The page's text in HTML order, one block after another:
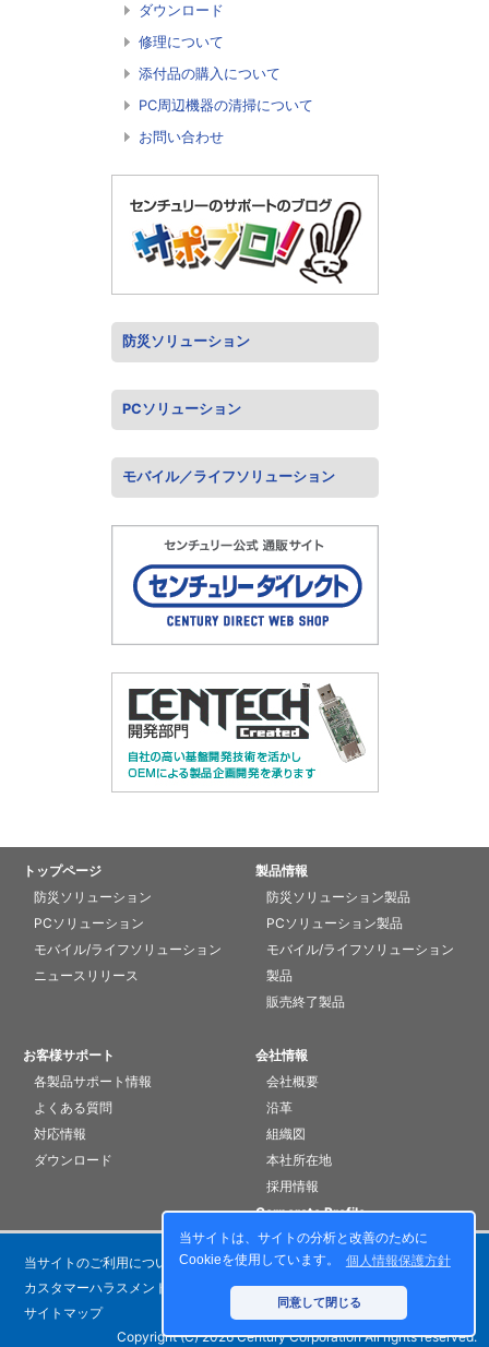
当サイトは、サイトの分析と改善のために
Cookieを使用しています。
個人情報保護方針
同意して閉じる
ダウンロード
修理について
添付品の購入について
PC周辺機器の清掃について
お問い合わせ
防災ソリューション
PCソリューション
モバイル／ライフソリューション
トップページ
防災ソリューション
PCソリューション
モバイル/ライフソリューション
ニュースリリース
製品情報
防災ソリューション製品
PCソリューション製品
モバイル/ライフソリューション
製品
販売終了製品
お客様サポート
各製品サポート情報
よくある質問
対応情報
ダウンロード
会社情報
会社概要
沿革
組織図
本社所在地
採用情報
Corporate Profile
当サイトのご利用について
個人情報保護方針
カスタマーハラスメントに対する基本方針
お問い合わせ
サイトマップ
Copyright (C) 2026 Century Corporation All rights reserved.